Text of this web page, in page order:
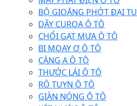
BỘ GIOĂNG PHỚT ĐẠI TU
DÂY CUROA Ô TÔ
CHỔI GẠT MƯA Ô TÔ
BI MOAY Ơ Ô TÔ
CÀNG A Ô TÔ
THƯỚC LÁI Ô TÔ
RÔ TUYN Ô TÔ
GIÀN NÓNG Ô TÔ